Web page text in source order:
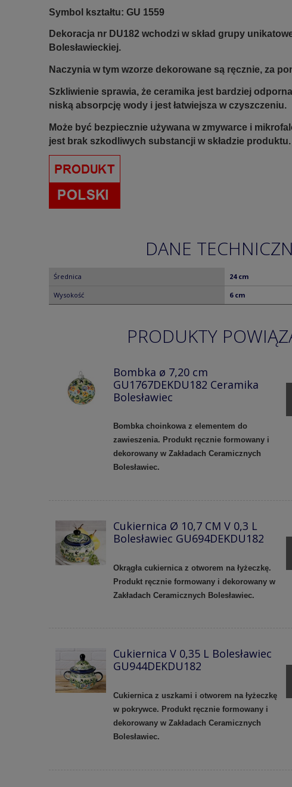
Symbol kształtu: GU 1559
Dekoracja nr DU182 wchodzi w skład grupy
Bolesławieckiej.
Naczynia w tym wzorze dekorowane są ręcznie, za
Szkliwienie sprawia, że ceramika jest bardziej
niską absorpcję wody i jest łatwiejsza w czyszczeniu.
Może być bezpiecznie używana w zmywarce i
jest brak szkodliwych substancji w składzie produktu.
DANE
Średnica 24 cm
Wysokość 6 cm
PRODUKTY
Bombka ø 7,20 cm
GU1767DEKDU182 Ceramika
Bolesławiec
Bombka choinkowa z elementem do
zawieszenia. Produkt ręcznie formowany i
dekorowany w Zakładach Ceramicznych
Bolesławiec.
Cukiernica Ø 10,7 CM V 0,3 L
Bolesławiec GU694DEKDU182
Okrągła cukiernica z otworem na łyżeczkę.
Produkt ręcznie formowany i dekorowany w
Zakładach Ceramicznych Bolesławiec.
Cukiernica V 0,35 L Bolesławiec
GU944DEKDU182
Cukiernica z uszkami i otworem na łyżeczkę
w pokrywce. Produkt ręcznie formowany i
dekorowany w Zakładach Ceramicznych
Bolesławiec.